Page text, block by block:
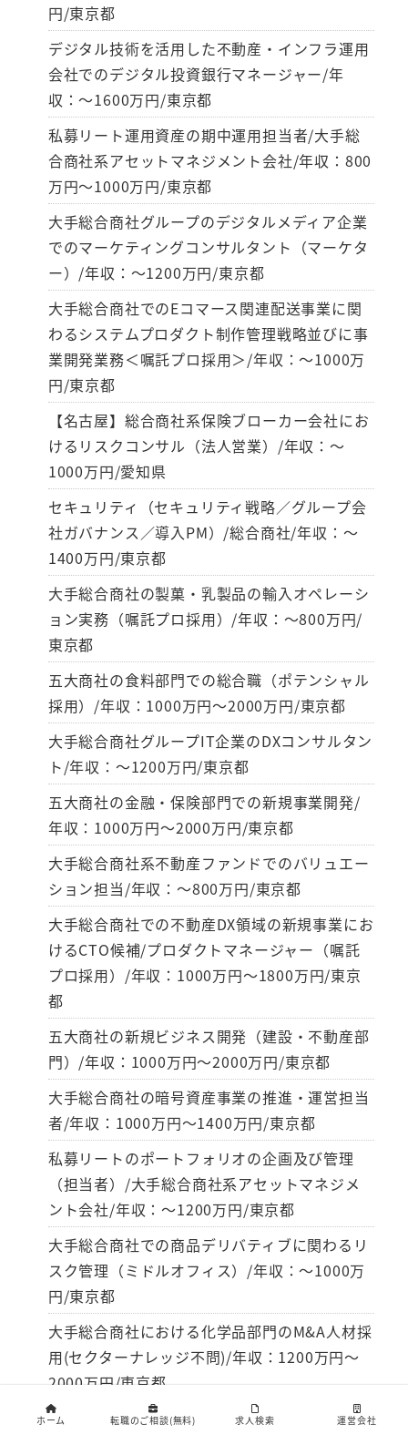
円/東京都
デジタル技術を活用した不動産・インフラ運用
会社でのデジタル投資銀行マネージャー/年
収：～1600万円/東京都
私募リート運用資産の期中運用担当者/大手総
合商社系アセットマネジメント会社/年収：800
万円～1000万円/東京都
大手総合商社グループのデジタルメディア企業
でのマーケティングコンサルタント（マーケタ
ー）/年収：～1200万円/東京都
大手総合商社でのEコマース関連配送事業に関
わるシステムプロダクト制作管理戦略並びに事
業開発業務＜嘱託プロ採用＞/年収：～1000万
円/東京都
【名古屋】総合商社系保険ブローカー会社にお
けるリスクコンサル（法人営業）/年収：～
1000万円/愛知県
セキュリティ（セキュリティ戦略／グループ会
社ガバナンス／導入PM）/総合商社/年収：～
1400万円/東京都
大手総合商社の製菓・乳製品の輸入オペレーシ
ョン実務（嘱託プロ採用）/年収：～800万円/
東京都
五大商社の食料部門での総合職（ポテンシャル
採用）/年収：1000万円～2000万円/東京都
大手総合商社グループIT企業のDXコンサルタン
ト/年収：～1200万円/東京都
五大商社の金融・保険部門での新規事業開発/
年収：1000万円～2000万円/東京都
大手総合商社系不動産ファンドでのバリュエー
ション担当/年収：～800万円/東京都
大手総合商社での不動産DX領域の新規事業にお
けるCTO候補/プロダクトマネージャー（嘱託
プロ採用）/年収：1000万円～1800万円/東京
都
五大商社の新規ビジネス開発（建設・不動産部
門）/年収：1000万円～2000万円/東京都
大手総合商社の暗号資産事業の推進・運営担当
者/年収：1000万円～1400万円/東京都
私募リートのポートフォリオの企画及び管理
（担当者）/大手総合商社系アセットマネジメ
ント会社/年収：～1200万円/東京都
大手総合商社での商品デリバティブに関わるリ
スク管理（ミドルオフィス）/年収：～1000万
円/東京都
大手総合商社における化学品部門のM&A人材採
用(セクターナレッジ不問)/年収：1200万円～
2000万円/東京都
ホーム 転職のご相談(無料) 求人検索 運営会社